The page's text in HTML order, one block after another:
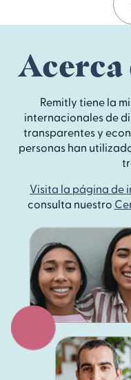
Remitly tiene la
internacionales de
transparentes y
personas han
Visita la página de
consulta nuestro